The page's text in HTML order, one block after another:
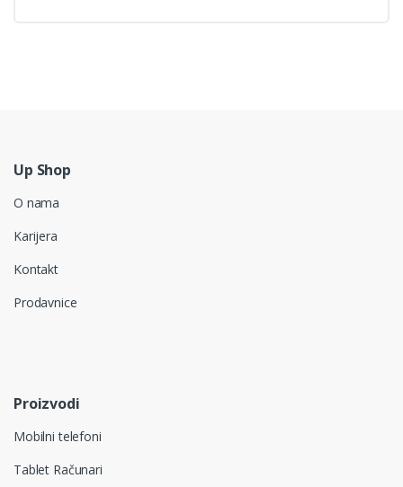
Up Shop
O nama
Karijera
Kontakt
Prodavnice
Proizvodi
Mobilni telefoni
Tablet Računari